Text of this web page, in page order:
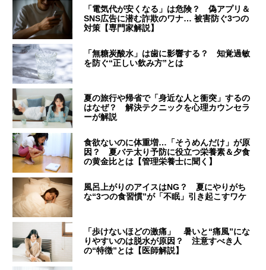
「電気代が安くなる」は危険？ 偽アプリ＆
SNS広告に潜む詐欺のワナ… 被害防ぐ3つの
対策【専門家解説】
「無糖炭酸水」は歯に影響する？ 知覚過敏
を防ぐ“正しい飲み方”とは
夏の旅行や帰省で「身近な人と衝突」するの
はなぜ？ 解決テクニックを心理カウンセラ
ーが解説
食欲ないのに体重増…「そうめんだけ」が原
因？ 夏バテ太り予防に役立つ栄養素＆夕食
の黄金比とは【管理栄養士に聞く】
風呂上がりのアイスはNG？ 夏にやりがち
な“3つの食習慣”が「不眠」引き起こすワケ
「歩けないほどの激痛」 暑いと“痛風”にな
りやすいのは脱水が原因？ 注意すべき人
の“特徴”とは【医師解説】